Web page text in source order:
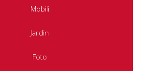
Mobili
Jardin
Foto